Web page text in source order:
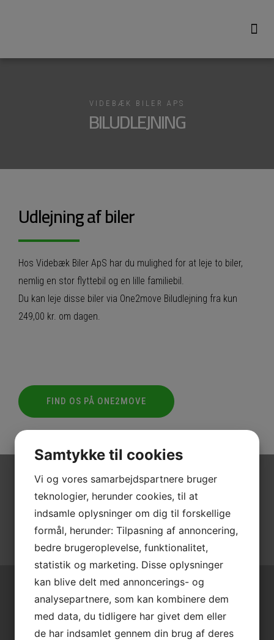
VIDEBÆK BILER APS
BILUDLEJNING
Udlejning af biler
Hos Videbæk Biler ApS har du mulighed for at leje to biler,
nemlig en stor flyttebil og en lille familiebil.
Du kan leje disse biler via One2move Biludlejning fra kun
249,00 kr. om dagen.
FIND OS PÅ ONE2MOVE
VIDEBÆK BILER APS
BILUDLEJNING
På udkig efter ny bil?
Samtykke til cookies
Vi og vores samarbejdspartnere bruger
teknologier, herunder cookies, til at
indsamle oplysninger om dig til forskellige
formål, herunder: Tilpasning af annoncering,
bedre brugeroplevelse, funktionalitet,
statistik og marketing. Disse oplysninger
kan blive delt med annoncerings- og
analysepartnere, som kan kombinere dem
med data, du tidligere har givet dem eller
de har indsamlet gennem din brug af deres